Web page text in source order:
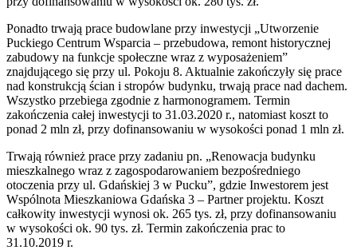
Ponadto trwają prace budowlane przy inwestycji „Utworzenie
Puckiego Centrum Wsparcia – przebudowa, remont historycznej
zabudowy na funkcje społeczne wraz z wyposażeniem”
znajdującego się przy ul. Pokoju 8. Aktualnie zakończyły się prace
nad konstrukcją ścian i stropów budynku, trwają prace nad dachem.
Wszystko przebiega zgodnie z harmonogramem. Termin
zakończenia całej inwestycji to 31.03.2020 r., natomiast koszt to
ponad 2 mln zł, przy dofinansowaniu w wysokości ponad 1 mln zł.
Trwają również prace przy zadaniu pn. „Renowacja budynku
mieszkalnego wraz z zagospodarowaniem bezpośredniego
otoczenia przy ul. Gdańskiej 3 w Pucku”, gdzie Inwestorem jest
Wspólnota Mieszkaniowa Gdańska 3 – Partner projektu. Koszt
całkowity inwestycji wynosi ok. 265 tys. zł, przy dofinansowaniu
w wysokości ok. 90 tys. zł. Termin zakończenia prac to
31.10.2019 r.